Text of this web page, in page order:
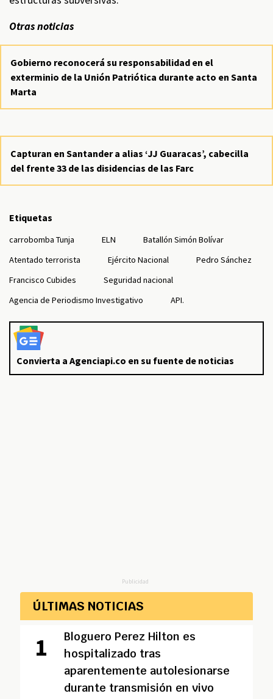
Otras noticias
Gobierno reconocerá su responsabilidad en el
exterminio de la Unión Patriótica durante acto en Santa
Marta
Capturan en Santander a alias ‘JJ Guaracas’, cabecilla
del frente 33 de las disidencias de las Farc
Etiquetas
carrobomba Tunja ELN
Batallón Simón Bolívar
Atentado terrorista
Ejército Nacional
Pedro Sánchez
Francisco Cubides
Seguridad nacional
Agencia de Periodismo Investigativo
API.
Convierta a Agenciapi.co en su fuente de noticias
Publicidad
ÚLTIMAS NOTICIAS
Bloguero Perez Hilton es
hospitalizado tras
aparentemente autolesionarse
durante transmisión en vivo